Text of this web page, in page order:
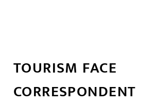
TOURISM FACE
CORRESPONDENT